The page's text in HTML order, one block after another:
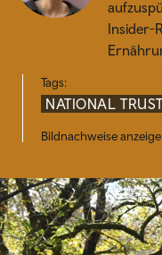
Insider-
Tags:
NATIONAL
Bildnachweise